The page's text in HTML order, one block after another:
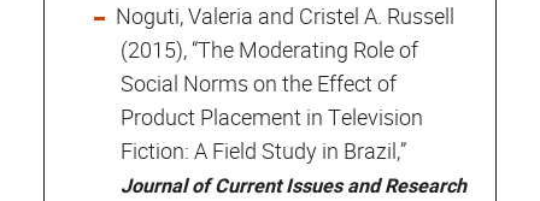
Noguti, Valeria and Cristel A. Russell
(2015), “The Moderating Role of
Social Norms on the Effect of
Product Placement in Television
Fiction: A Field Study in Brazil,”
Journal of Current Issues and Research